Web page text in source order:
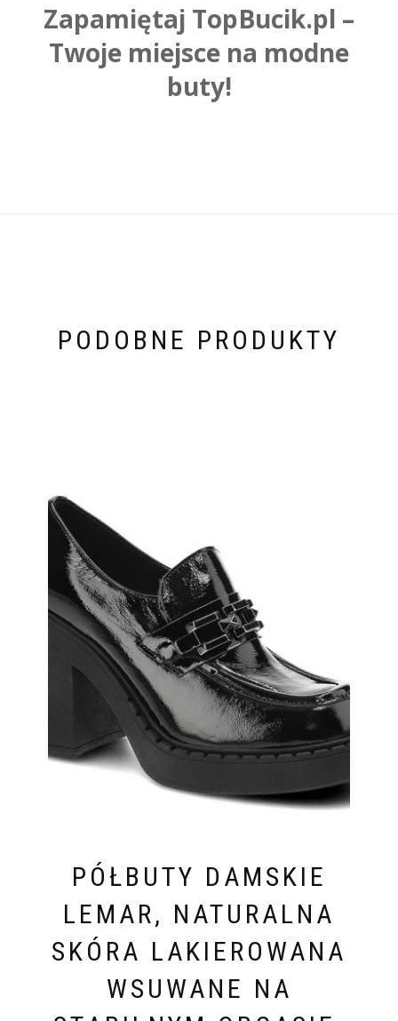
Zapamiętaj TopBucik.pl –
Twoje miejsce na modne
buty!
PODOBNE PRODUKTY
PÓŁBUTY DAMSKIE
LEMAR, NATURALNA
SKÓRA LAKIEROWANA
WSUWANE NA